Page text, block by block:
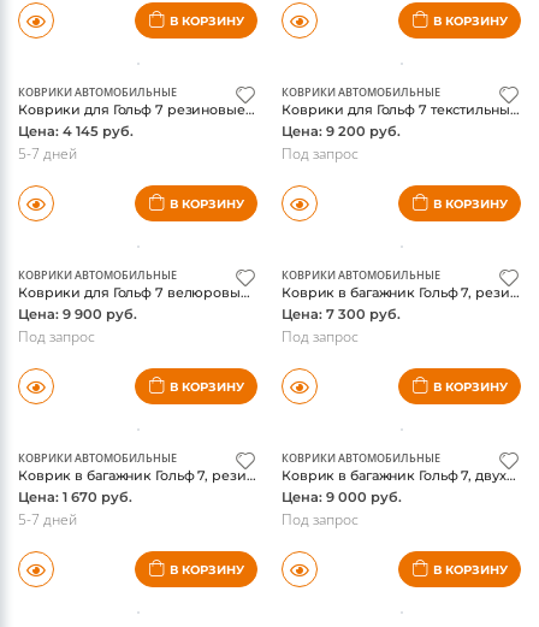
В КОРЗИНУ В КОРЗИНУ
КОВРИКИ АВТОМОБИЛЬНЫЕ
Коврики для Гольф 7 резиновые, оригинал Фольксваген
Цена: 4 145 руб.
5-7 дней
В КОРЗИНУ
КОВРИКИ АВТОМОБИЛЬНЫЕ
Коврики для Гольф 7 текстильные, оригинал Фольксваген
Цена: 9 200 руб.
Под запрос
В КОРЗИНУ
КОВРИКИ АВТОМОБИЛЬНЫЕ
Коврики для Гольф 7 велюровые, оригинал Фольксваген
Цена: 9 900 руб.
Под запрос
В КОРЗИНУ
КОВРИКИ АВТОМОБИЛЬНЫЕ
Коврик в багажник Гольф 7, резиновый,оригинал Фольксваген
Цена: 7 300 руб.
Под запрос
В КОРЗИНУ
КОВРИКИ АВТОМОБИЛЬНЫЕ
Коврик в багажник Гольф 7, резиновый с логотипом, оригинал Фольксваген
Цена: 1 670 руб.
5-7 дней
В КОРЗИНУ
КОВРИКИ АВТОМОБИЛЬНЫЕ
Коврик в багажник Гольф 7, двухсторонний, оригинал Фольксваген
Цена: 9 000 руб.
Под запрос
В КОРЗИНУ